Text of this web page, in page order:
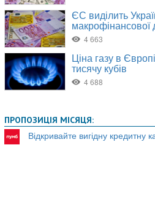
ПРОПОЗИЦІЯ МІСЯЦЯ:
Відкривайте вигідну